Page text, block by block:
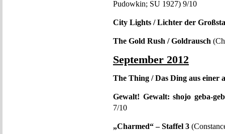
Pudowkin; SU 1927) 9/10
City Lights / Lichter der
The Gold Rush / Goldrausch
September 2012
The Thing / Das Ding aus einer
Gewalt! Gewalt: shojo geba-
7/10
„Charmed“ – Staffel 3